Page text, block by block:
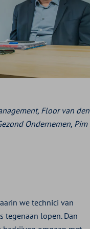
Floor van den
Ondernemen, Pim
we technici van
tegenaan lopen. Dan